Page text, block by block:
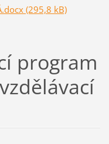
(295,8 kB)
program